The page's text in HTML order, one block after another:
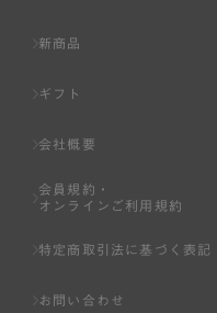
新商品
ギフト
会社概要
会員規約・
オンラインご利用規約
特定商取引法に基づく表記
お問い合わせ